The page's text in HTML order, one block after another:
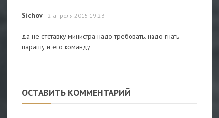
Sichov 2 апреля 2015 19:23
да не отставку министра надо требовать, надо гнать
парашу и его команду
ОСТАВИТЬ КОММЕНТАРИЙ